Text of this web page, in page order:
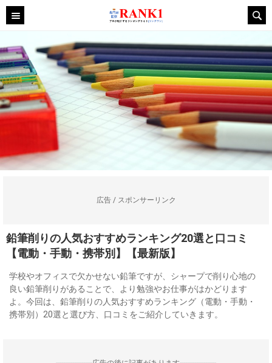
広告 / スポンサーリンク
鉛筆削りの人気おすすめランキング20選と口コミ
【電動・手動・携帯別】【最新版】
学校やオフィスで欠かせない鉛筆ですが、シャープで削り心地の
良い鉛筆削りがあることで、より勉強やお仕事がはかどります
よ。今回は、鉛筆削りの人気おすすめランキング（電動・手動・
携帯別）20選と選び方、口コミをご紹介していきます。